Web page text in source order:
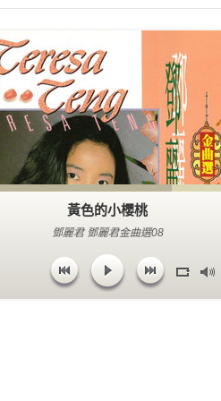
黃色的小櫻桃
鄧麗君 鄧麗君金曲選08